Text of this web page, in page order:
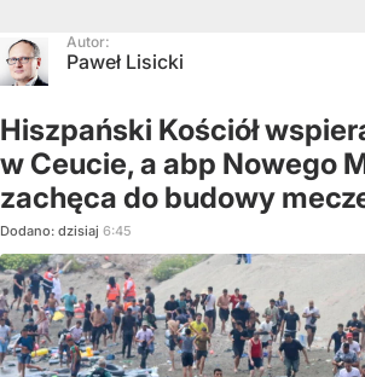
Autor:
Paweł Lisicki
Hiszpański Kościół
w Ceucie, a abp Nowego
zachęca do budowy
Dodano: dzisiaj 6:45